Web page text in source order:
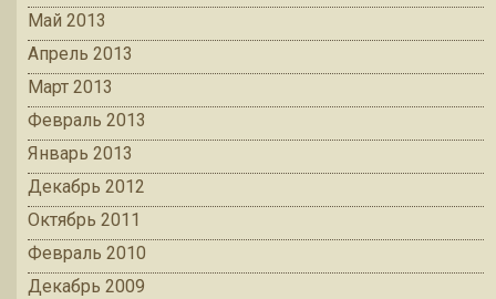
Май 2013
Апрель 2013
Март 2013
Февраль 2013
Январь 2013
Декабрь 2012
Октябрь 2011
Февраль 2010
Декабрь 2009